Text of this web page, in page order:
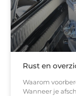
Rust en
Waarom
Wanneer je